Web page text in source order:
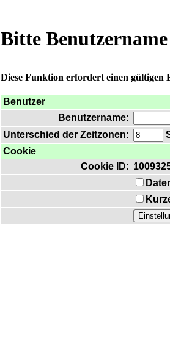
Bitte
Diese Funktion erfordert einen gültigen
Benutzer
Benutzername:
Unterschied der Zeitzonen:
Cookie
Cookie ID: